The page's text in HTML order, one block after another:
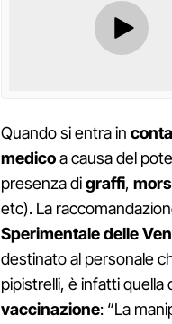
Quando si entra in
medicoa causa del
presenza digraffi,
etc). La
Sperimentale delle
destinato al personale
pipistrelli, è infatti quella
vaccinazione: “La